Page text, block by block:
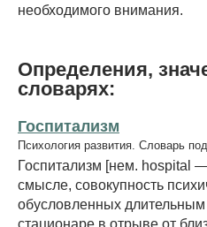
необходимого внимания.
Определения,
словарях:
Госпитализм
Психология развития. Словарь
Госпитализм [нем. hospital
смысле, совокупность
обусловленных
стационаре в отрыве от